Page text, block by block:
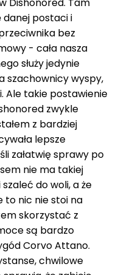
danej postaci i
bez
- cała nasza
służy jedynie
szachownicy wyspy,
Ale takie postawienie
zwykle
z bardziej
lepsze
załatwię sprawy po
nie ma takiej
do woli, a że
to nic nie stoi na
skorzystać z
są bardzo
Corvo Attano.
chwilowe